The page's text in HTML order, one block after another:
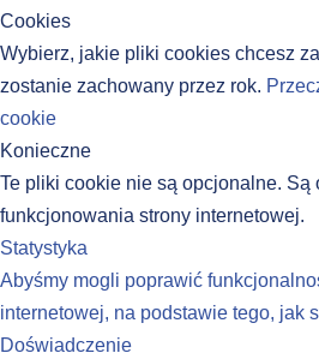
Cookies
Wybierz, jakie pliki cookies chcesz
zostanie zachowany przez rok.
cookie
Konieczne
Te pliki cookie nie są opcjonalne. Są
funkcjonowania strony internetowej.
Statystyka
Abyśmy mogli poprawić
internetowej, na podstawie tego, jak
Doświadczenie